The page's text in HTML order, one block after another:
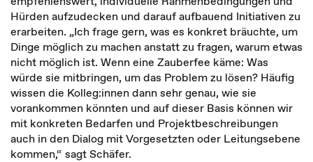
Hürden aufzudecken und darauf aufbauend Initiativen zu
erarbeiten. „Ich frage gern, was es konkret bräuchte, um
Dinge möglich zu machen anstatt zu fragen, warum etwas
nicht möglich ist. Wenn eine Zauberfee käme: Was
würde sie mitbringen, um das Problem zu lösen? Häufig
wissen die Kolleg:innen dann sehr genau, wie sie
vorankommen könnten und auf dieser Basis können wir
mit konkreten Bedarfen und Projektbeschreibungen
auch in den Dialog mit Vorgesetzten oder Leitungsebene
kommen,“ sagt Schäfer.